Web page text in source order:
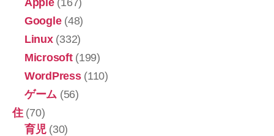
Google(48)
Linux(332)
Microsoft(199)
WordPress(110)
ゲーム (56)
住(70)
育児(30)